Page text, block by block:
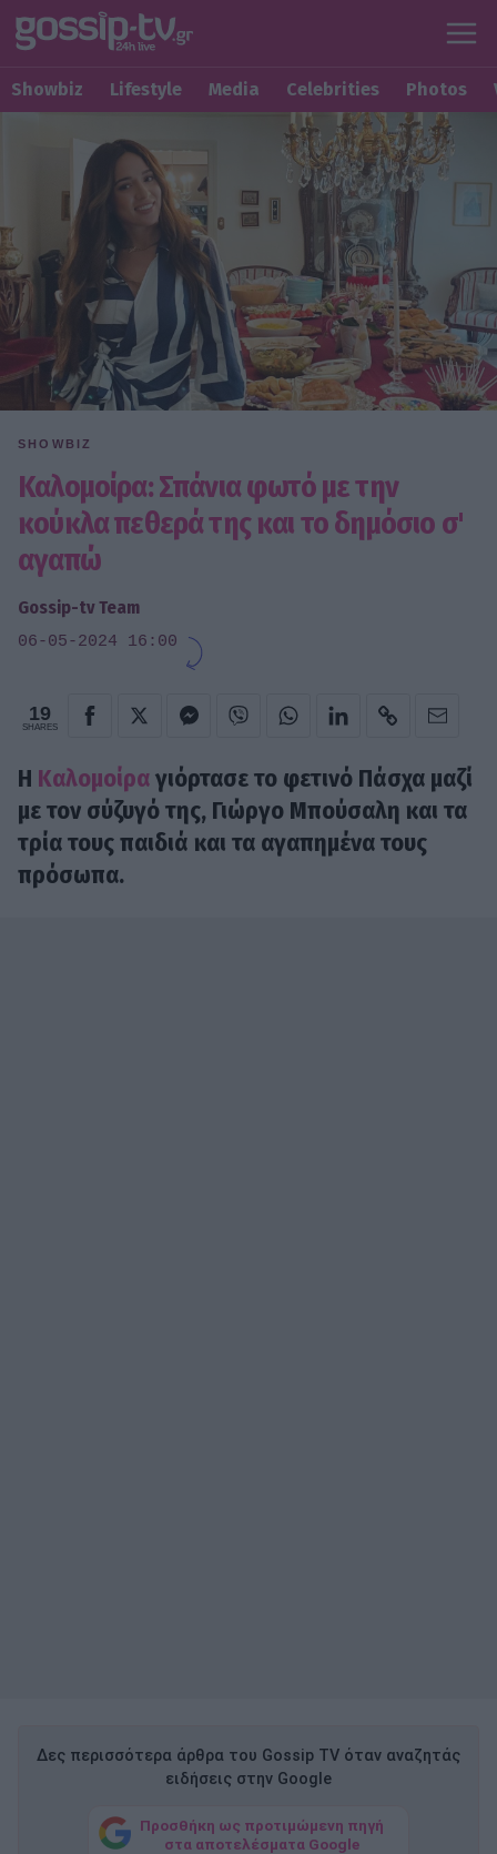
Showbiz Lifestyle Media Celebrities Photos
SHOWBIZ
Καλομοίρα: Σπάνια φωτό με την
κούκλα πεθερά της και το δημόσιο σ'
αγαπώ
Gossip-tv Team
06-05-2024 16:00
19
SHARES
H Kαλομοίραγιόρτασε το φετινό Πάσχα μαζί
με τον σύζυγό της, Γιώργο Μπούσαλη και τα
τρία τους παιδιά και τα αγαπημένα τους
πρόσωπα.
Δες περισσότερα άρθρα του Gossip TV όταν αναζητάς
ειδήσεις στην Google
Προσθήκη ως προτιμώμενη πηγή
στα αποτελέσματα Google